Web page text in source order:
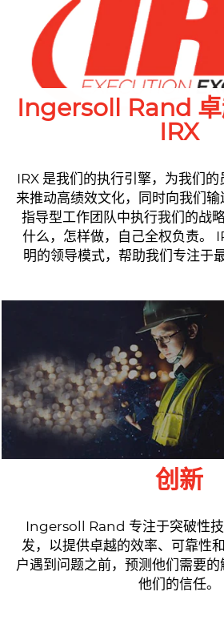
Ingersoll Rand
IRX
IRX 是我们的执行引擎，为我们
来推动高绩效文化，同时向我们
指导型工作团队中执行我们的战
什么，怎样做，自己全权负责。
明的领导模式，帮助我们专注于
创新
Ingersoll Rand 专注于突破性
发，以提供卓越的效率、可靠性
户遇到问题之前，预测他们需要
他们的信任。